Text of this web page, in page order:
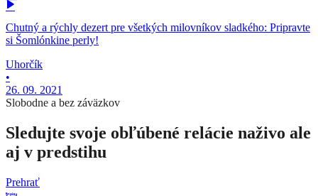
Chutný a rýchly dezert pre všetkých milovníkov sladkého: Pripravte
si Šomlónkine perly!
Uhorčík
•
26. 09. 2021
Slobodne a bez záväzkov
Sledujte svoje obľúbené relácie naživo ale
aj v predstihu
Prehrať